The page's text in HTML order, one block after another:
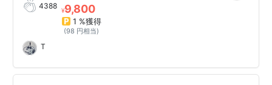
4388 ¥9,800
1 %獲得
(98 円相当)
T